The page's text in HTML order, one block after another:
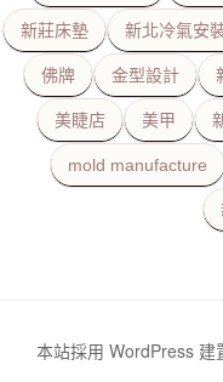
新莊床墊 新北冷氣安
佛牌 金型設計
美睫店 美甲
mold manufacture
本站採用 WordPress 建